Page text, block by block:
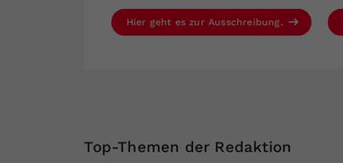
Hier geht es zur Ausschreibung.
Top-Themen der Redaktion